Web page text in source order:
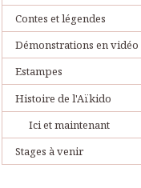
Contes et légendes
Démonstrations en
Estampes
Histoire de l'Aïkido
Ici et maintenant
Stages à venir